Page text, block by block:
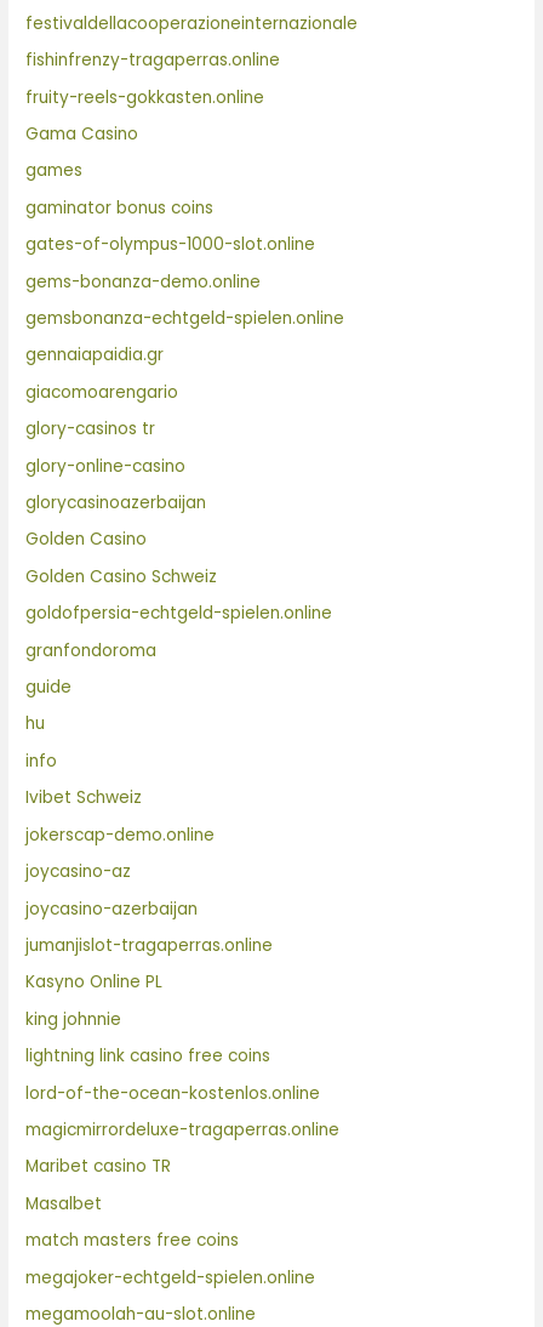
festivaldellacooperazioneinternazionale
fishinfrenzy-tragaperras.online
fruity-reels-gokkasten.online
Gama Casino
games
gaminator bonus coins
gates-of-olympus-1000-slot.online
gems-bonanza-demo.online
gemsbonanza-echtgeld-spielen.online
gennaiapaidia.gr
giacomoarengario
glory-casinos tr
glory-online-casino
glorycasinoazerbaijan
Golden Casino
Golden Casino Schweiz
goldofpersia-echtgeld-spielen.online
granfondoroma
guide
hu
info
Ivibet Schweiz
jokerscap-demo.online
joycasino-az
joycasino-azerbaijan
jumanjislot-tragaperras.online
Kasyno Online PL
king johnnie
lightning link casino free coins
lord-of-the-ocean-kostenlos.online
magicmirrordeluxe-tragaperras.online
Maribet casino TR
Masalbet
match masters free coins
megajoker-echtgeld-spielen.online
megamoolah-au-slot.online